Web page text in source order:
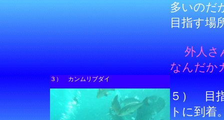
多いのだ
目指す場
外人さ
なんだか
３） カンムリブダイ
５） 目
トに到着